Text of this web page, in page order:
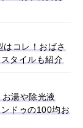
はコレ！おばさ
タイルも紹介
湯や除光液
ドゥの100均お